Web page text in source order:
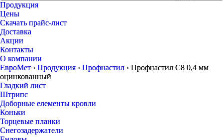
Продукция
Цены
Скачать прайс-лист
Доставка
Акции
Контакты
О компании
ЕвроМет › Продукция › Профнастил › Профнастил С8 0,4 мм
оцинкованный
Гладкий лист
Штрипс
Доборные елементы кровли
Коньки
Торцевые планки
Снегозадержатели